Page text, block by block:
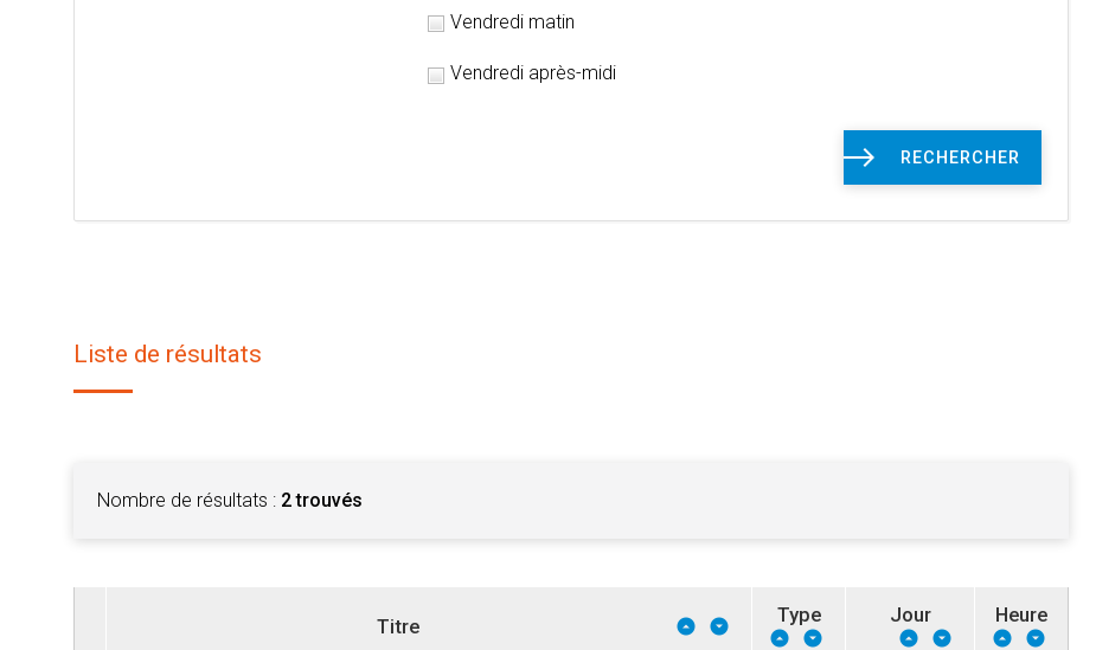
Vendredi matin
Vendredi après-midi
RECHERCHER
Liste de résultats
Nombre de résultats : 2 trouvés
Titre Type Jour Heure